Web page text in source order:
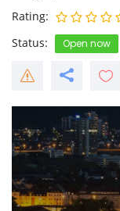
Rating
Status Open now